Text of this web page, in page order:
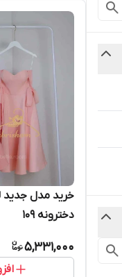
خرید مدل
دخترونه ۱۰۹
5,331,000